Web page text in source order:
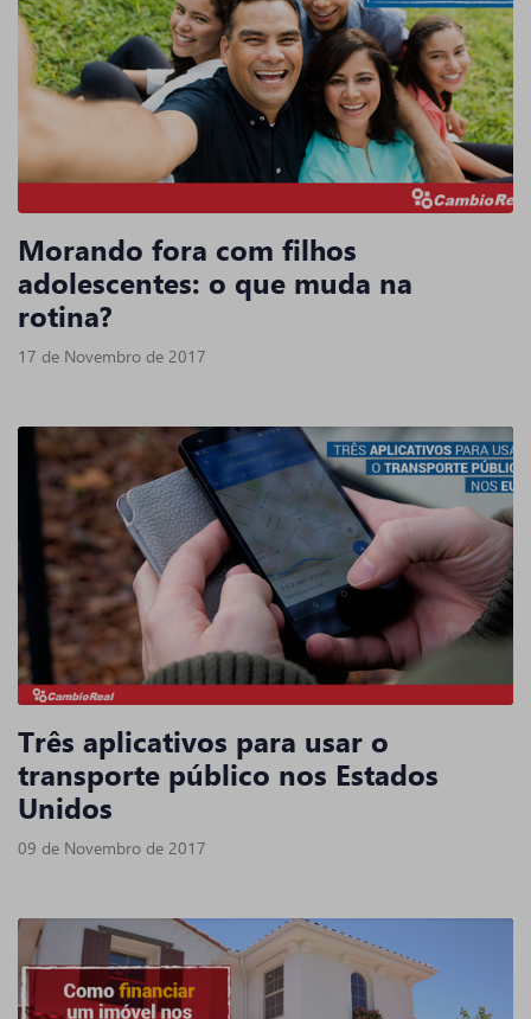
Morando fora com filhos
adolescentes: o que muda na
rotina?
17 de Novembro de 2017
Três aplicativos para usar o
transporte público nos Estados
Unidos
09 de Novembro de 2017